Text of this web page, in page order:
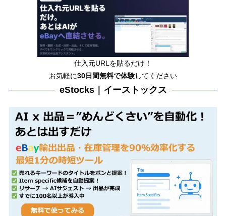
仕入元URLを貼るだけ！
お気軽に30日間無料で体験してください
eStocks｜イーストックス